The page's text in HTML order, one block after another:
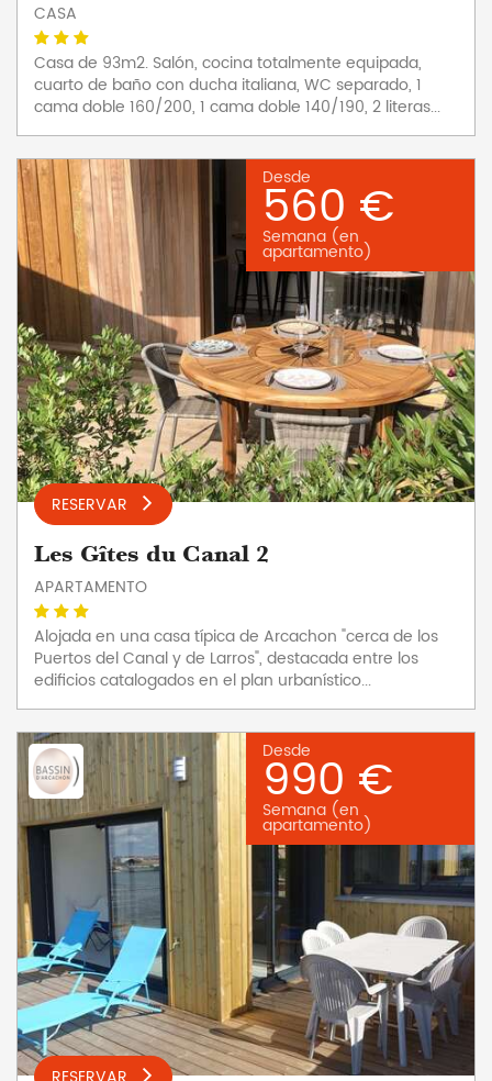
CASA
Casa de 93m2. Salón, cocina totalmente equipada,
cuarto de baño con ducha italiana, WC separado, 1
cama doble 160/200, 1 cama doble 140/190, 2 literas...
Desde
560 €
Semana (en
apartamento)
RESERVAR
Les Gîtes du Canal 2
APARTAMENTO
Alojada en una casa típica de Arcachon "cerca de los
Puertos del Canal y de Larros", destacada entre los
edificios catalogados en el plan urbanístico...
Desde
990 €
Semana (en
apartamento)